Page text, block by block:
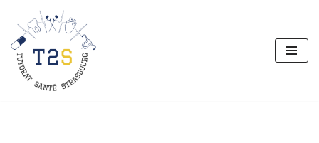
Aller
au
contenu